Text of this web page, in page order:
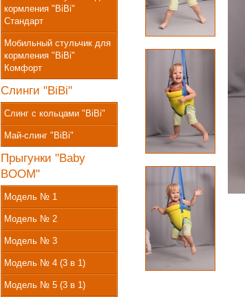
кормления "BiBi"
Стандарт
Мобильный стульчик для
кормления "BiBi"
Комфорт
Слинги "BiBi"
Слинг с кольцами "BiBi"
Май-слинг "BiBi"
Прыгунки "Baby
BOOM"
Модель № 1
Модель № 2
Модель № 3
Модель № 4 (3 в 1)
Модель № 5 (3 в 1)